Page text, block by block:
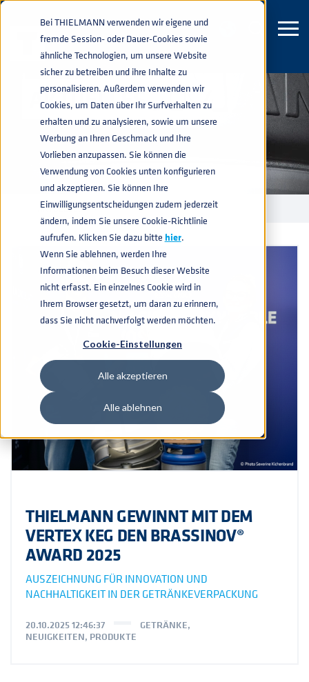
Bei THIELMANN verwenden wir eigene und
fremde Session- oder Dauer-Cookies sowie
ähnliche Technologien, um unsere Website
sicher zu betreiben und ihre Inhalte zu
personalisieren. Außerdem verwenden wir
Cookies, um Daten über Ihr Surfverhalten zu
erhalten und zu analysieren, sowie um unsere
Werbung an Ihren Geschmack und Ihre
Vorlieben anzupassen. Sie können die
Verwendung von Cookies unten konfigurieren
und akzeptieren. Sie können Ihre
Einwilligungsentscheidungen zudem jederzeit
ändern, indem Sie unsere Cookie-Richtlinie
aufrufen. Klicken Sie dazu bitte hier.
Wenn Sie ablehnen, werden Ihre
Informationen beim Besuch dieser Website
nicht erfasst. Ein einzelnes Cookie wird in
Ihrem Browser gesetzt, um daran zu erinnern,
dass Sie nicht nachverfolgt werden möchten.
Cookie-Einstellungen
Alle akzeptieren
Alle ablehnen
AKTUELLES
AKTUELLES
THIELMANN GEWINNT MIT DEM
VERTEX KEG DEN BRASSINOV®
AWARD 2025
AUSZEICHNUNG FÜR INNOVATION UND
NACHHALTIGKEIT IN DER GETRÄNKEVERPACKUNG
20.10.2025 12:46:37 GETRÄNKE,
NEUIGKEITEN, PRODUKTE